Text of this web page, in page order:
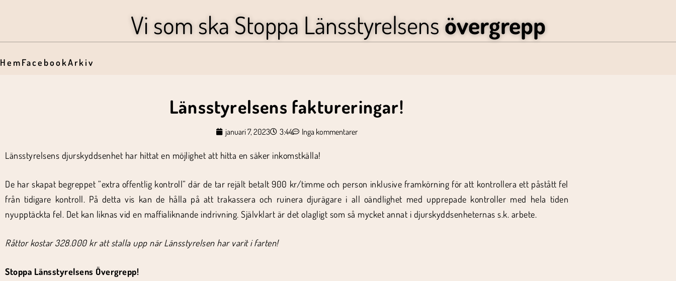
Vi som ska Stoppa Länsstyrelsens övergrepp
HemFacebookArkiv
Länsstyrelsens faktureringar!
januari 7, 2023 3:44 Inga kommentarer
Länsstyrelsens djurskyddsenhet har hittat en möjlighet att hitta en säker inkomstkälla!
De har skapat begreppet ”extra offentlig kontroll” där de tar rejält betalt 900 kr/timme och person inklusive framkörning för att kontrollera ett påstått fel
från tidigare kontroll. På detta vis kan de hålla på att trakassera och ruinera djurägare i all oändlighet med upprepade kontroller med hela tiden
nyupptäckta fel. Det kan liknas vid en maffialiknande indrivning. Självklart är det olagligt som så mycket annat i djurskyddsenheternas s.k. arbete.
Råttor kostar 328.000 kr att stalla upp när Länsstyrelsen har varit i farten!
Stoppa Länsstyrelsens Övergrepp!